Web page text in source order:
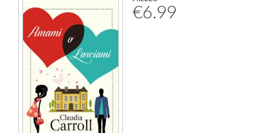
Calendario
€6.99